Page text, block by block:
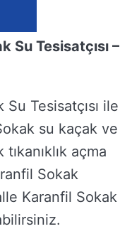
Su Tesisatçısı –
Tesisatçısı ile
su kaçak ve
açma
Sokak
Karanfil Sokak